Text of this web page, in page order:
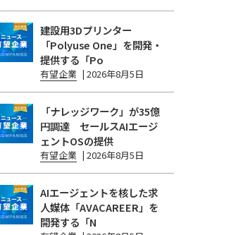
建設用3Dプリンター
「Polyuse One」を開発・
提供する「Po
有望企業 | 2026年8月5日
「ナレッジワーク」が35億
円調達 セールスAIエージ
ェントOSの提供
有望企業 | 2026年8月5日
AIエージェントを核した求
人媒体「AVACAREER」を
開発する「N